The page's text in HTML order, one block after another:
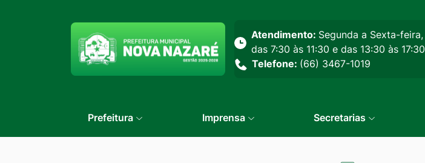
Atendimento: Segunda a Sexta-feira,
das 7:30 às 11:30 e das 13:30 às 17:30
Telefone: (66) 3467-1019
Prefeitura Imprensa Secretarias